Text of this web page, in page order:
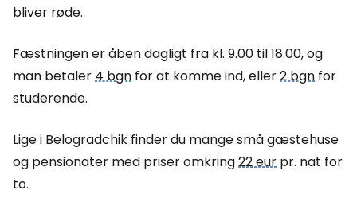
bliver røde.
Fæstningen er åben dagligt fra kl. 9.00 til 18.00, og
man betaler4 bgn for at komme ind, eller2 bgn for
studerende.
Lige i Belogradchik finder du mange små gæstehuse
og pensionater med priser omkring22 eur pr. nat for
to.